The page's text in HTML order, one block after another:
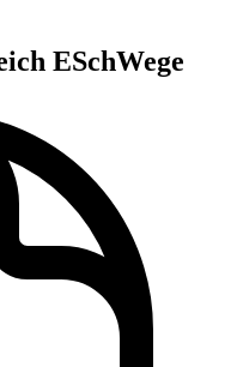
ESchWege